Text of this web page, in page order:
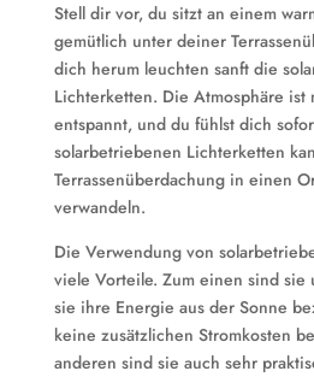
Stell dir vor, du sitzt an einem
gemütlich unter deiner
dich herum leuchten sanft die
Lichterketten. Die Atmosphäre ist
entspannt, und du fühlst dich
solarbetriebenen Lichterketten
Terrassenüberdachung in einen
verwandeln.
Die Verwendung von
viele Vorteile. Zum einen sind sie
sie ihre Energie aus der Sonne
keine zusätzlichen Stromkosten
anderen sind sie auch sehr